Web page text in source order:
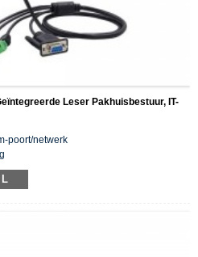
Leser Pakhuisbestuur, IT-
poort/netwerk